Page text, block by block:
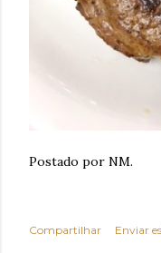
Postado por NM.
Compartilhar Enviar